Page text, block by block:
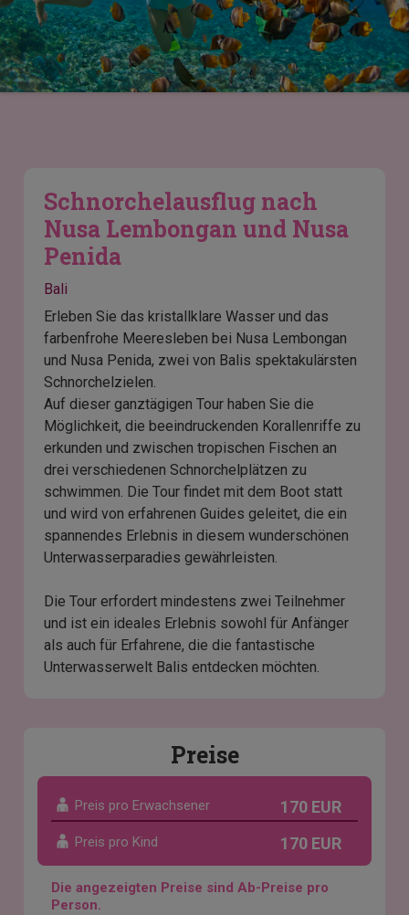
Schnorchelausflug nach
Nusa Lembongan und Nusa
Penida
Bali
Erleben Sie das kristallklare Wasser und das
farbenfrohe Meeresleben bei Nusa Lembongan
und Nusa Penida, zwei von Balis spektakulärsten
Schnorchelzielen.
Auf dieser ganztägigen Tour haben Sie die
Möglichkeit, die beeindruckenden Korallenriffe zu
erkunden und zwischen tropischen Fischen an
drei verschiedenen Schnorchelplätzen zu
schwimmen. Die Tour findet mit dem Boot statt
und wird von erfahrenen Guides geleitet, die ein
spannendes Erlebnis in diesem wunderschönen
Unterwasserparadies gewährleisten.
Die Tour erfordert mindestens zwei Teilnehmer
und ist ein ideales Erlebnis sowohl für Anfänger
als auch für Erfahrene, die die fantastische
Unterwasserwelt Balis entdecken möchten.
Preise
Preis pro Erwachsener 170 EUR
Preis pro Kind 170 EUR
Die angezeigten Preise sind Ab-Preise pro
Person.